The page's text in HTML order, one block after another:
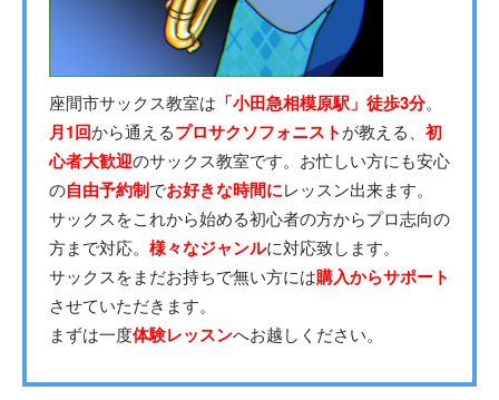
座間市サックス教室は 「小田急相模原駅」徒歩3分。
月1回から通えるプロサクソフォニストが教える、 初
心者大歓迎のサックス教室です。お忙しい方にも安心
の自由予約制でお好きな時間にレッスン出来ます。
サックスをこれから始める初心者の方からプロ志向の
方まで対応。 様々なジャンルに対応致します。
サックスをまだお持ちで無い方には購入からサポート
させていただきます。
まずは一度体験レッスンへお越しください。